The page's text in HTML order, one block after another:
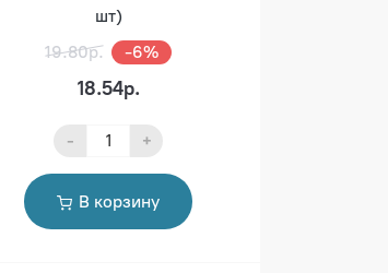
шт)
19.80р.
-6%
18.54р.
- +
В корзину